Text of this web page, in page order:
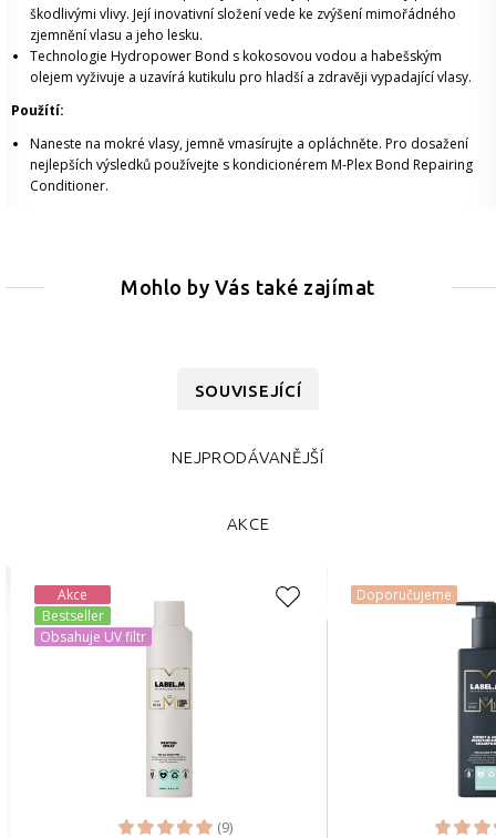
škodlivými vlivy. Její inovativní složení vede ke zvýšení mimořádného
zjemnění vlasu a jeho lesku.
Technologie Hydropower Bond s kokosovou vodou a habešským
olejem vyživuje a uzavírá kutikulu pro hladší a zdravěji vypadající vlasy.
Použítí:
Naneste na mokré vlasy, jemně vmasírujte a opláchněte. Pro dosažení
nejlepších výsledků používejte s kondicionérem M-Plex Bond Repairing
Conditioner.
Mohlo by Vás také zajímat
SOUVISEJÍCÍ
NEJPRODÁVANĚJŠÍ
AKCE
Akce
Bestseller
Obsahuje UV filtr
(9)
Doporučujeme